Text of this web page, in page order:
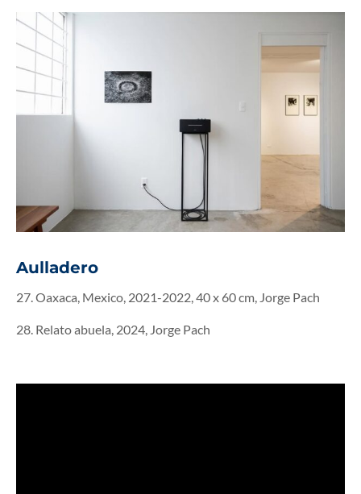
Aulladero
27. Oaxaca, Mexico, 2021-2022, 40 x 60 cm, Jorge Pach
28. Relato abuela, 2024, Jorge Pach